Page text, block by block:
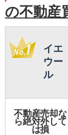
の不動産
イエ
ウー
ル
不動産売却な
ら絶対外して
は損